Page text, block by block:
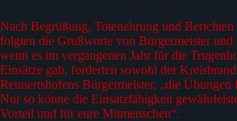
Nach Begrüßung, Totenehrung und Berichten
folgten die Grußworte von Bürgermeister und
wenn es im vergangenen Jahr für die
Einsätze gab, forderten sowohl der
Rennertshofens Bürgermeister, „die Übungen
Nur so könne die Einsatzfähigkeit
Vorteil und für eure Mitmenschen“.